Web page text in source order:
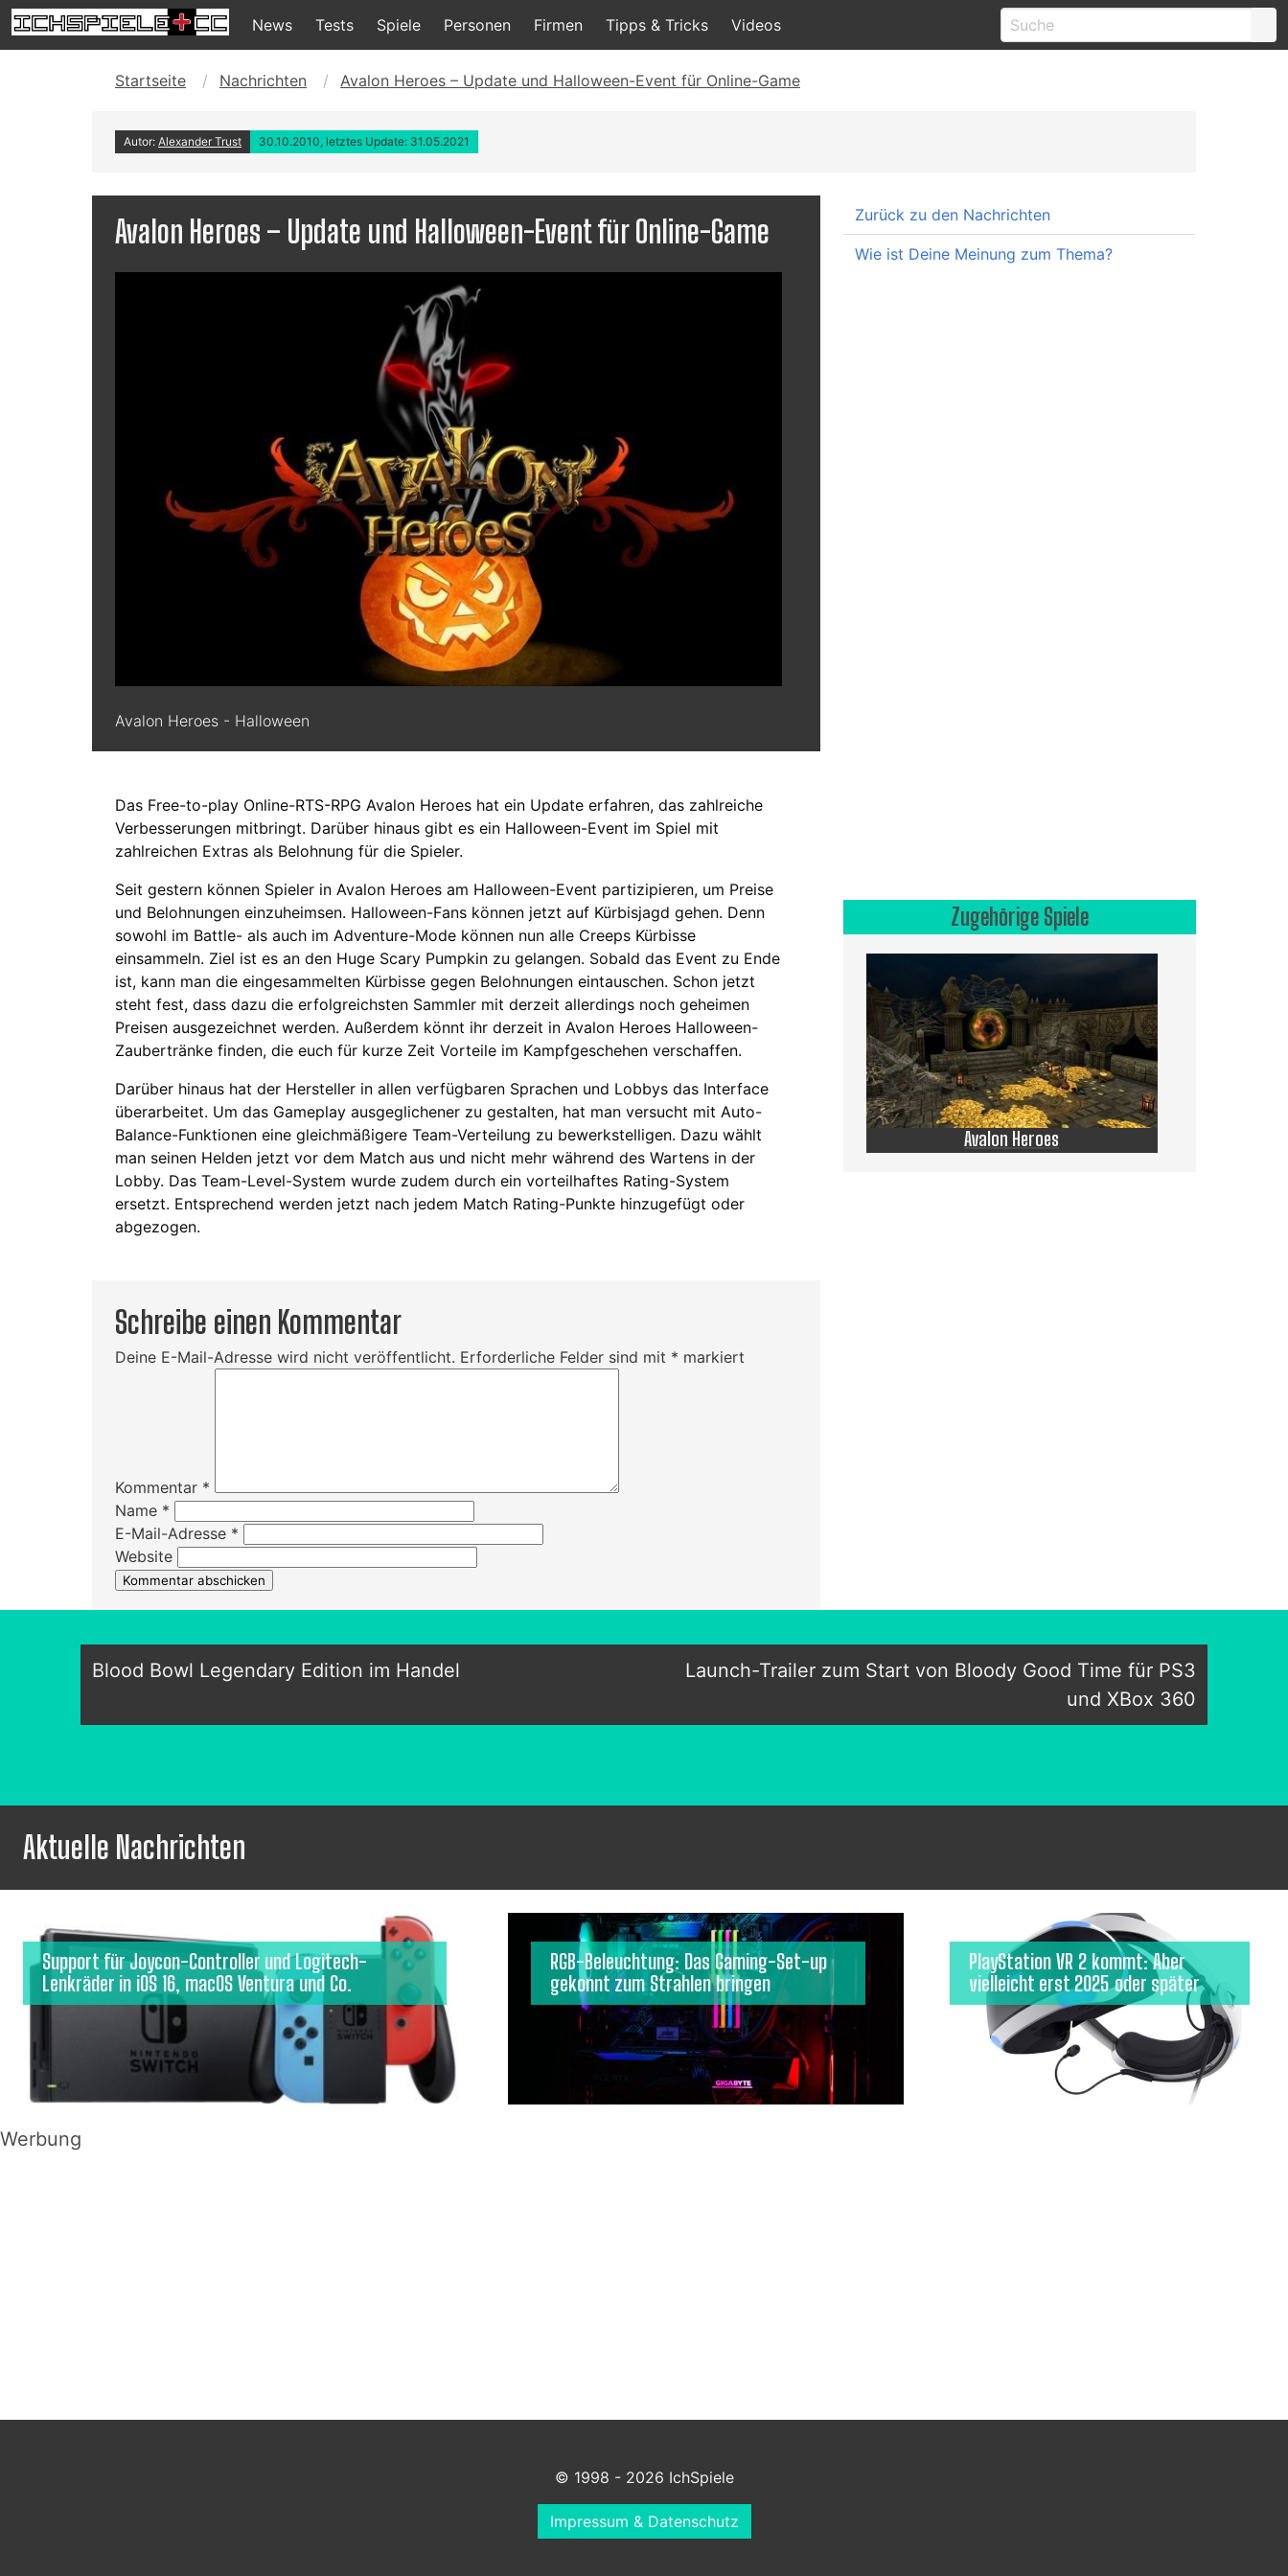
News Tests Spiele Personen Firmen Tipps & Tricks Videos
Startseite Nachrichten Avalon Heroes – Update und Halloween-Event für Online-Game
Autor: Alexander Trust 30.10.2010, letztes Update: 31.05.2021
Avalon Heroes – Update und Halloween-Event für Online-Game
Avalon Heroes - Halloween
Das Free-to-play Online-RTS-RPG Avalon Heroes hat ein Update erfahren, das zahlreiche
Verbesserungen mitbringt. Darüber hinaus gibt es ein Halloween-Event im Spiel mit
zahlreichen Extras als Belohnung für die Spieler.
Seit gestern können Spieler in Avalon Heroes am Halloween-Event partizipieren, um Preise
und Belohnungen einzuheimsen. Halloween-Fans können jetzt auf Kürbisjagd gehen. Denn
sowohl im Battle- als auch im Adventure-Mode können nun alle Creeps Kürbisse
einsammeln. Ziel ist es an den Huge Scary Pumpkin zu gelangen. Sobald das Event zu Ende
ist, kann man die eingesammelten Kürbisse gegen Belohnungen eintauschen. Schon jetzt
steht fest, dass dazu die erfolgreichsten Sammler mit derzeit allerdings noch geheimen
Preisen ausgezeichnet werden. Außerdem könnt ihr derzeit in Avalon Heroes Halloween-
Zaubertränke finden, die euch für kurze Zeit Vorteile im Kampfgeschehen verschaffen.
Darüber hinaus hat der Hersteller in allen verfügbaren Sprachen und Lobbys das Interface
überarbeitet. Um das Gameplay ausgeglichener zu gestalten, hat man versucht mit Auto-
Balance-Funktionen eine gleichmäßigere Team-Verteilung zu bewerkstelligen. Dazu wählt
man seinen Helden jetzt vor dem Match aus und nicht mehr während des Wartens in der
Lobby. Das Team-Level-System wurde zudem durch ein vorteilhaftes Rating-System
ersetzt. Entsprechend werden jetzt nach jedem Match Rating-Punkte hinzugefügt oder
abgezogen.
Schreibe einen Kommentar
Deine E-Mail-Adresse wird nicht veröffentlicht. Erforderliche Felder sind mit * markiert
Kommentar *
Name *
E-Mail-Adresse *
Website
Zurück zu den Nachrichten
Wie ist Deine Meinung zum Thema?
Zugehörige Spiele
Avalon Heroes
Blood Bowl Legendary Edition im Handel
Launch-Trailer zum Start von Bloody Good Time für PS3
und XBox 360
Aktuelle Nachrichten
Support für Joycon-Controller und Logitech-
Lenkräder in iOS 16, macOS Ventura und Co.
RGB-Beleuchtung: Das Gaming-Set-up
gekonnt zum Strahlen bringen
PlayStation VR 2 kommt: Aber
vielleicht erst 2025 oder später
Werbung
© 1998 - 2026 IchSpiele
Impressum & Datenschutz